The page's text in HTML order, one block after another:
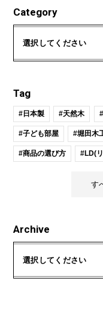
Category
選択してください
Tag
#日本製 #天然木
#子ども部屋 #堀田木
#商品の選び方 #LD(
す
Archive
選択してください